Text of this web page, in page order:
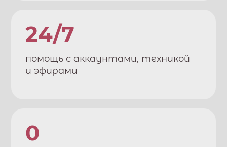
24/7
помощь с аккаунтами, техникой
и эфирами
0